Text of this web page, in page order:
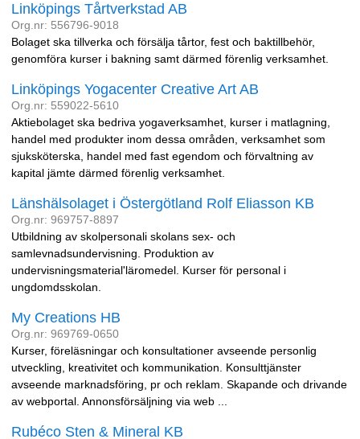
Linköpings Tårtverkstad AB
Org.nr: 556796-9018
Bolaget ska tillverka och försälja tårtor, fest och baktillbehör,
genomföra kurser i bakning samt därmed förenlig verksamhet.
Linköpings Yogacenter Creative Art AB
Org.nr: 559022-5610
Aktiebolaget ska bedriva yogaverksamhet, kurser i matlagning,
handel med produkter inom dessa områden, verksamhet som
sjuksköterska, handel med fast egendom och förvaltning av
kapital jämte därmed förenlig verksamhet.
Länshälsolaget i Östergötland Rolf Eliasson KB
Org.nr: 969757-8897
Utbildning av skolpersonali skolans sex- och
samlevnadsundervisning. Produktion av
undervisningsmaterial'läromedel. Kurser för personal i
ungdomdsskolan.
My Creations HB
Org.nr: 969769-0650
Kurser, föreläsningar och konsultationer avseende personlig
utveckling, kreativitet och kommunikation. Konsulttjänster
avseende marknadsföring, pr och reklam. Skapande och drivande
av webportal. Annonsförsäljning via web ...
Rubéco Sten & Mineral KB